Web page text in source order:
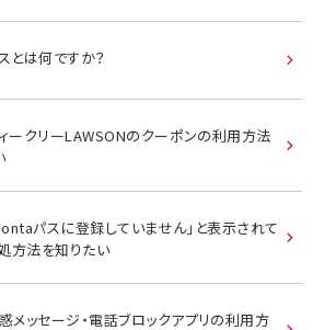
とは何ですか？
ィークリーLAWSONのクーポンの利用方法
パスに登録していません」と表示されて
方法を知りたい
メッセージ・電話ブロックアプリの利用方